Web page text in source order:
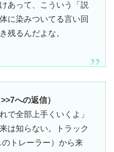
あって、こういう「説
に染みついてる言い回
残るんだよな。
への返信）
で全部上手くいくよ」
は知らない。トラック
トレーラー）から来